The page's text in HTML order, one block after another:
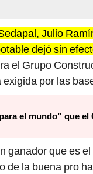
Julio
dejó sin
el Grupo
por las
el mundo” que
ganador que es
de la buena pro